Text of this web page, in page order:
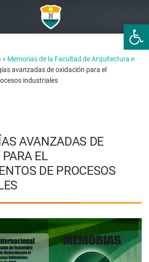
Abrir
› Memorias de la Facultad de Arquitectura e
avanzadas de oxidación para el
industriales
AVANZADAS DE
EL
DE PROCESOS